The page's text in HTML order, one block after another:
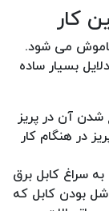
کار
خاموش می شود.
بسیار ساده
شدن آن در پریز
در هنگام کار
سراغ کابل برق
شل بودن کابل که